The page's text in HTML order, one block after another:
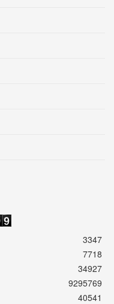
3347
7718
34927
9295769
40541